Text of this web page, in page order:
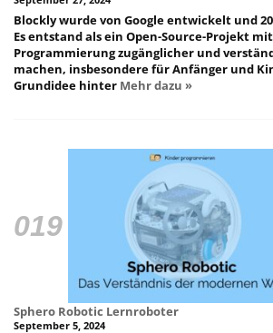
Blockly wurde von Google entwickelt und
Es entstand als ein Open-Source-Projekt
Programmierung zugänglicher und
machen, insbesondere für Anfänger und
Grundidee hinter Mehr dazu »
Sphero Robotic Lernroboter
September 5, 2024